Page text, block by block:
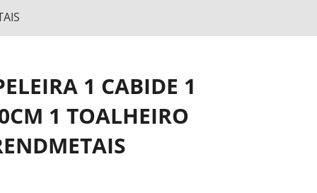
1 CABIDE 1
1 TOALHEIRO